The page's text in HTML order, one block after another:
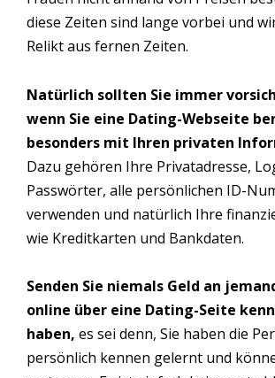
diese Zeiten sind lange vorbei und
Relikt aus fernen Zeiten.
Natürlich sollten Sie immer
wenn Sie eine Dating-Webseite
besonders mit Ihren privaten
Dazu gehören Ihre Privatadresse,
Passwörter, alle persönlichen ID-
verwenden und natürlich Ihre
wie Kreditkarten und Bankdaten.
Senden Sie niemals Geld an
online über eine Dating-Seite
haben, es sei denn, Sie haben die
persönlich kennen gelernt und